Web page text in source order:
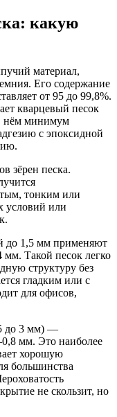
какую
материал,
Его содержание
от 95 до 99,8%.
кварцевый песок
нём минимум
с эпоксидной
зёрен песка.
тонким или
условий или
до 1,5 мм применяют
Такой песок легко
структуру без
гладким или с
для офисов,
до 3 мм) —
мм. Это наиболее
хорошую
большинства
не скользит, но